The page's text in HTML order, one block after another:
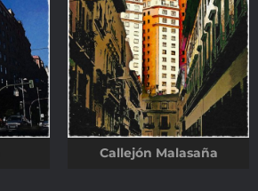
Callejón Malasaña